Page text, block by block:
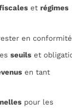
et régimes
en
seuils et
en tant
pour les